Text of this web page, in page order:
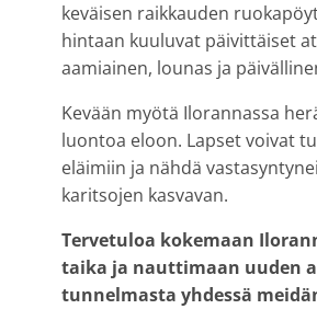
keväisen raikkauden
hintaan kuuluvat päivittäiset
aamiainen, lounas ja
Kevään myötä Ilorannassa
luontoa eloon. Lapset voivat
eläimiin ja nähdä
karitsojen kasvavan.
Tervetuloa kokemaan
taika ja nauttimaan uuden
tunnelmasta yhdessä